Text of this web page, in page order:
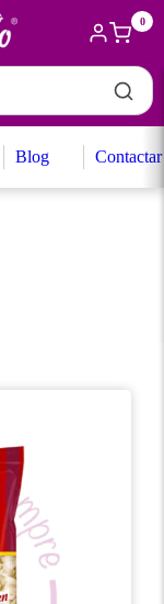
0
Blog Contactar